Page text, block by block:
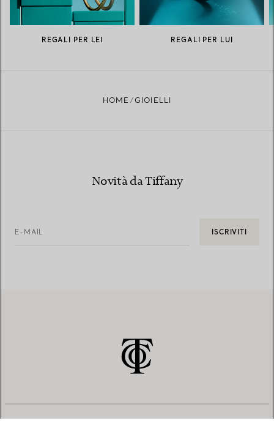
REGALI PER LEI REGALI PER LUI
HOME GIOIELLI
Novità da Tiffany
E-MAIL ISCRIVITI